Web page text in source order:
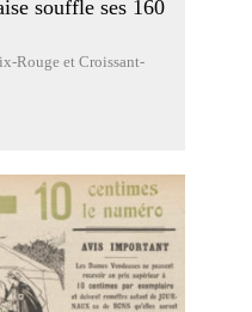
souffle ses 160
Rouge et Croissant-